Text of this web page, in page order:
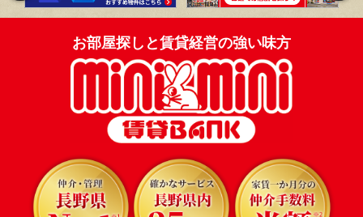
お部屋探しと賃貸経営の強い味方